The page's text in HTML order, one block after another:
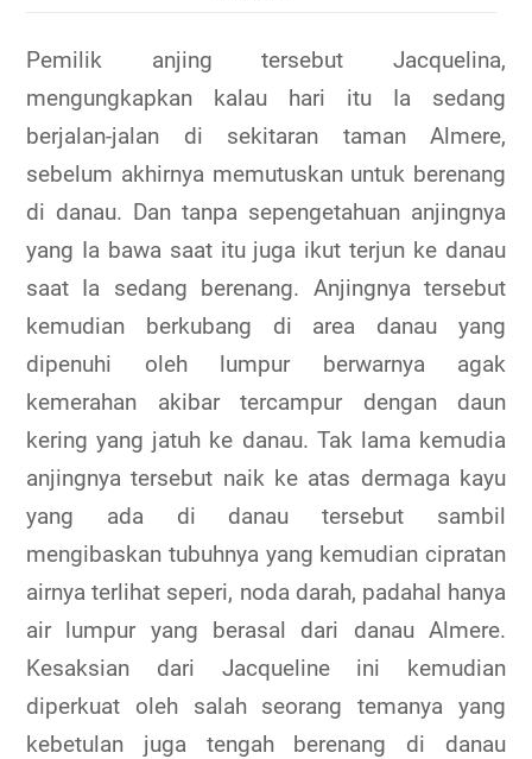
Pemilik anjing tersebut Jacquelina,
mengungkapkan kalau hari itu Ia sedang
berjalan-jalan di sekitaran taman Almere,
sebelum akhirnya memutuskan untuk berenang
di danau. Dan tanpa sepengetahuan anjingnya
yang Ia bawa saat itu juga ikut terjun ke danau
saat Ia sedang berenang. Anjingnya tersebut
kemudian berkubang di area danau yang
dipenuhi oleh lumpur berwarnya agak
kemerahan akibar tercampur dengan daun
kering yang jatuh ke danau. Tak lama kemudia
anjingnya tersebut naik ke atas dermaga kayu
yang ada di danau tersebut sambil
mengibaskan tubuhnya yang kemudian cipratan
airnya terlihat seperi, noda darah, padahal hanya
air lumpur yang berasal dari danau Almere.
Kesaksian dari Jacqueline ini kemudian
diperkuat oleh salah seorang temanya yang
kebetulan juga tengah berenang di danau